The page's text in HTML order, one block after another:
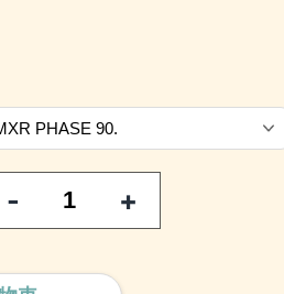
- +